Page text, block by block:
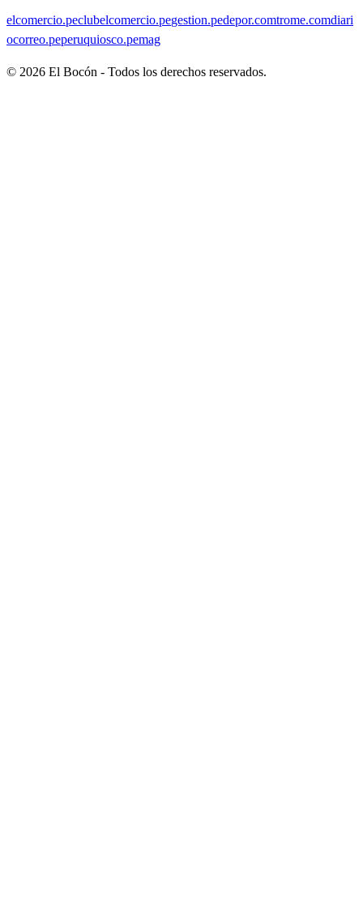
elcomercio.peclubelcomercio.pegestion.pedepor.comtrome.comdiari
ocorreo.peperuquiosco.pemag
© 2026 El Bocón - Todos los derechos reservados.